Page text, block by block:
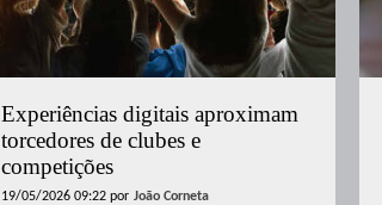
Experiências digitais aproximam
torcedores de clubes e
competições
19/05/2026 09:22 por João Corneta